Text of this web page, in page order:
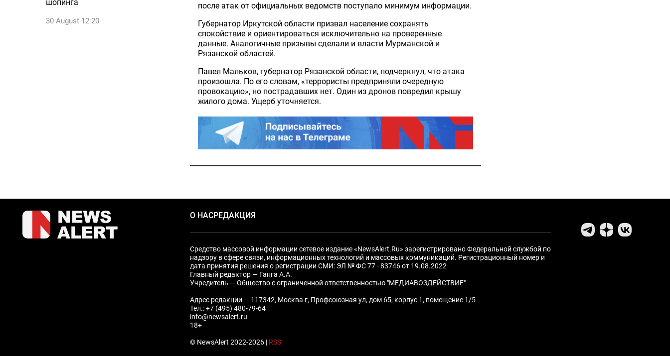
шопинга
30 August 12:20
после атак от официальных ведомств поступало минимум информации.
Губернатор Иркутской области призвал население сохранять
спокойствие и ориентироваться исключительно на проверенные
данные. Аналогичные призывы сделали и власти Мурманской и
Рязанской областей.
Павел Мальков, губернатор Рязанской области, подчеркнул, что атака
произошла. По его словам, «террористы предприняли очередную
провокацию», но пострадавших нет. Один из дронов повредил крышу
жилого дома. Ущерб уточняется.
О НАСРЕДАКЦИЯ
Средство массовой информации сетевое издание «NewsAlert.Ru» зарегистрировано Федеральной службой по
надзору в сфере связи, информационных технологий и массовых коммуникаций. Регистрационный номер и
дата принятия решения о регистрации СМИ: ЭЛ № ФС 77 - 83746 от 19.08.2022
Главный редактор — Ганга А.А.
Учредитель — Общество с ограниченной ответственностью "МЕДИАВОЗДЕЙСТВИЕ"
Адрес редакции — 117342, Москва г, Профсоюзная ул, дом 65, корпус 1, помещение 1/5
Тел.: +7 (495) 480-79-64
info@newsalert.ru
18+
© NewsAlert 2022-2026 | RSS